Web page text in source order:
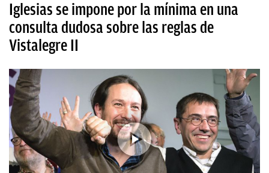
Iglesias se impone por la mínima en una
consulta dudosa sobre las reglas de
Vistalegre II